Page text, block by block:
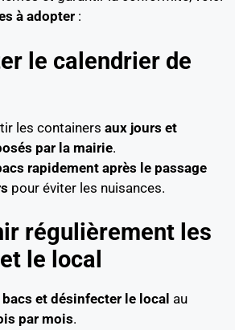
à adopter :
le calendrier de
les containers aux jours et
par la mairie.
rapidement après le passage
pour éviter les nuisances.
régulièrement les
le local
et désinfecter le local au
par mois.